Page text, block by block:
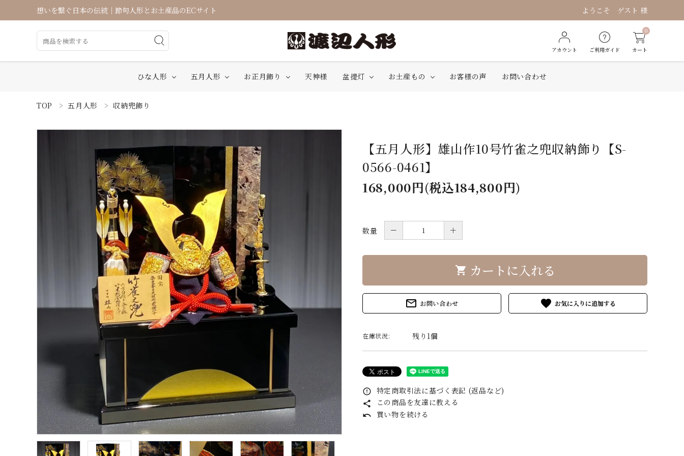
想いを繋ぐ日本の伝統｜節句人形とお土産品のECサイト ようこそ ゲスト 様
アカウント ご利用ガイド
0
カート
ひな人形 五月人形 お正月飾り 天神様 盆提灯 お土産もの お客様の声 お問い合わせ
新規会員登録
ガイドライン
TOP 五月人形 収納兜飾り
【五月人形】雄山作10号竹雀之兜収納飾り【S-
0566-0461】
168,000円(税込184,800円)
数量 － ＋
shopping_cart カートに入れる
mail_outline お問い合わせ favorite
在庫状況: 残り1個
error_outline 特定商取引法に基づく表記 (返品など)
share この商品を友達に教える
undo 買い物を続ける